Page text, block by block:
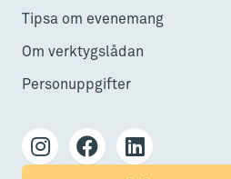
Tipsa om evenemang
Om verktygslådan
Personuppgifter